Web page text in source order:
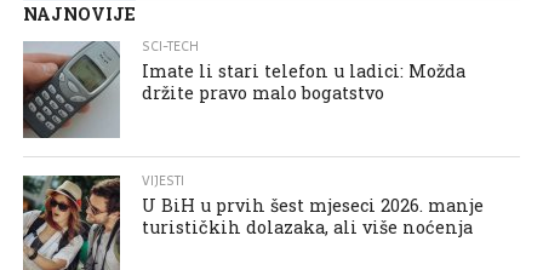
NAJNOVIJE
SCI-TECH
Imate li stari telefon u ladici: Možda
držite pravo malo bogatstvo
VIJESTI
U BiH u prvih šest mjeseci 2026. manje
turističkih dolazaka, ali više noćenja